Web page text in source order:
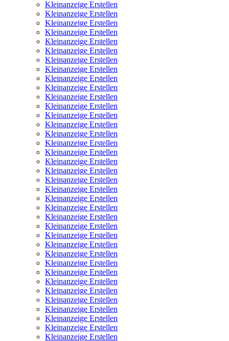
Kleinanzeige Erstellen
Kleinanzeige Erstellen
Kleinanzeige Erstellen
Kleinanzeige Erstellen
Kleinanzeige Erstellen
Kleinanzeige Erstellen
Kleinanzeige Erstellen
Kleinanzeige Erstellen
Kleinanzeige Erstellen
Kleinanzeige Erstellen
Kleinanzeige Erstellen
Kleinanzeige Erstellen
Kleinanzeige Erstellen
Kleinanzeige Erstellen
Kleinanzeige Erstellen
Kleinanzeige Erstellen
Kleinanzeige Erstellen
Kleinanzeige Erstellen
Kleinanzeige Erstellen
Kleinanzeige Erstellen
Kleinanzeige Erstellen
Kleinanzeige Erstellen
Kleinanzeige Erstellen
Kleinanzeige Erstellen
Kleinanzeige Erstellen
Kleinanzeige Erstellen
Kleinanzeige Erstellen
Kleinanzeige Erstellen
Kleinanzeige Erstellen
Kleinanzeige Erstellen
Kleinanzeige Erstellen
Kleinanzeige Erstellen
Kleinanzeige Erstellen
Kleinanzeige Erstellen
Kleinanzeige Erstellen
Kleinanzeige Erstellen
Kleinanzeige Erstellen